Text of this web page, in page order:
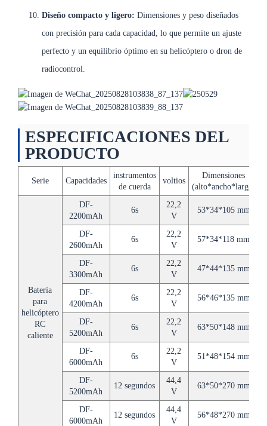
Diseño compacto y ligero: Dimensiones y peso diseñados
con precisión para cada capacidad, lo que permite un ajuste
perfecto y un equilibrio óptimo en su helicóptero o dron de
radiocontrol.
ESPECIFICACIONES DEL
PRODUCTO
Serie Capacidades
instrumentos
de cuerda
voltios
Dimensiones
(alto*ancho*largo)
Batería
para
helicóptero
RC
caliente
DF-
2200mAh
6s
22,2
V
53*34*105 mm
DF-
2600mAh
6s
22,2
V
57*34*118 mm
DF-
3300mAh
6s
22,2
V
47*44*135 mm
DF-
4200mAh
6s
22,2
V
56*46*135 mm
DF-
5200mAh
6s
22,2
V
63*50*148 mm
DF-
6000mAh
6s
22,2
V
51*48*154 mm
DF-
5200mAh
12 segundos
44,4
V
63*50*270 mm
DF-
6000mAh
12 segundos
44,4
V
56*48*270 mm